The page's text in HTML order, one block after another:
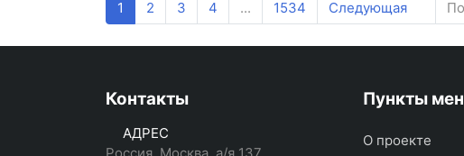
1 2 3 4 ... 1534 Следующая
Контакты
АДРЕС
Пункты
О проекте